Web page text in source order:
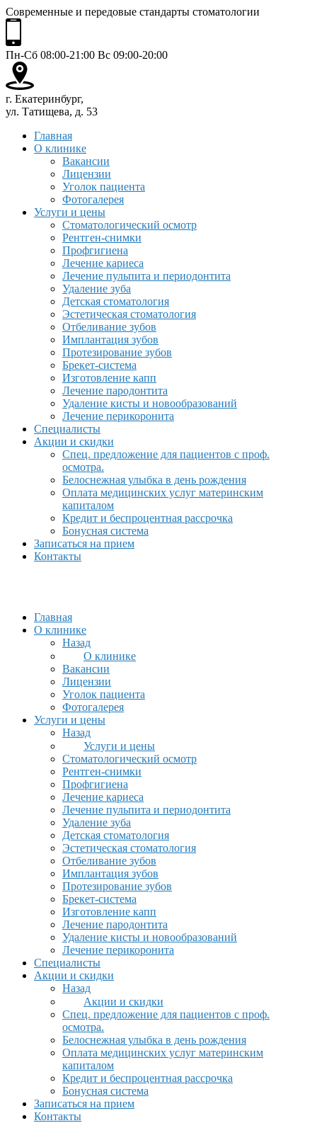
Современные и передовые стандарты стоматологии
Пн-Сб 08:00-21:00 Вс 09:00-20:00
г. Екатеринбург,
ул. Татищева, д. 53
Главная
О клинике
Вакансии
Лицензии
Уголок пациента
Фотогалерея
Услуги и цены
Стоматологический осмотр
Рентген-снимки
Профгигиена
Лечение кариеса
Лечение пульпита и периодонтита
Удаление зуба
Детская стоматология
Эстетическая стоматология
Отбеливание зубов
Имплантация зубов
Протезирование зубов
Брекет-система
Изготовление капп
Лечение пародонтита
Удаление кисты и новообразований
Лечение перикоронита
Специалисты
Акции и скидки
Спец. предложение для пациентов с проф.
осмотра.
Белоснежная улыбка в день рождения
Оплата медицинских услуг материнским
капиталом
Кредит и беспроцентная рассрочка
Бонусная система
Записаться на прием
Контакты
Главная
О клинике
Назад
О клинике
Вакансии
Лицензии
Уголок пациента
Фотогалерея
Услуги и цены
Назад
Услуги и цены
Стоматологический осмотр
Рентген-снимки
Профгигиена
Лечение кариеса
Лечение пульпита и периодонтита
Удаление зуба
Детская стоматология
Эстетическая стоматология
Отбеливание зубов
Имплантация зубов
Протезирование зубов
Брекет-система
Изготовление капп
Лечение пародонтита
Удаление кисты и новообразований
Лечение перикоронита
Специалисты
Акции и скидки
Назад
Акции и скидки
Спец. предложение для пациентов с проф.
осмотра.
Белоснежная улыбка в день рождения
Оплата медицинских услуг материнским
капиталом
Кредит и беспроцентная рассрочка
Бонусная система
Записаться на прием
Контакты